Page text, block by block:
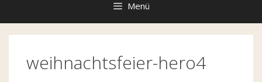
Menü
weihnachtsfeier-hero4